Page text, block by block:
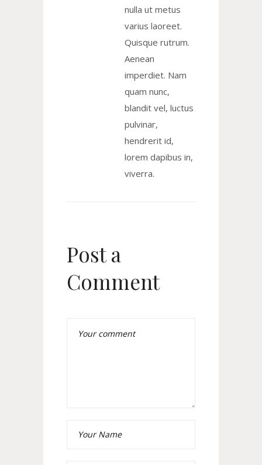
nulla ut metus
varius laoreet.
Quisque rutrum.
Aenean
imperdiet. Nam
quam nunc,
blandit vel, luctus
pulvinar,
hendrerit id,
lorem dapibus in,
viverra.
Post a
Comment